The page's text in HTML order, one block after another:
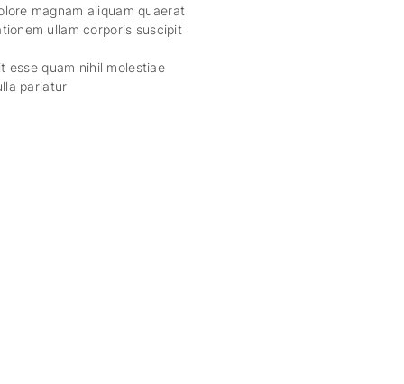
magnam aliquam quaerat
ullam corporis suscipit
esse quam nihil molestiae
pariatur